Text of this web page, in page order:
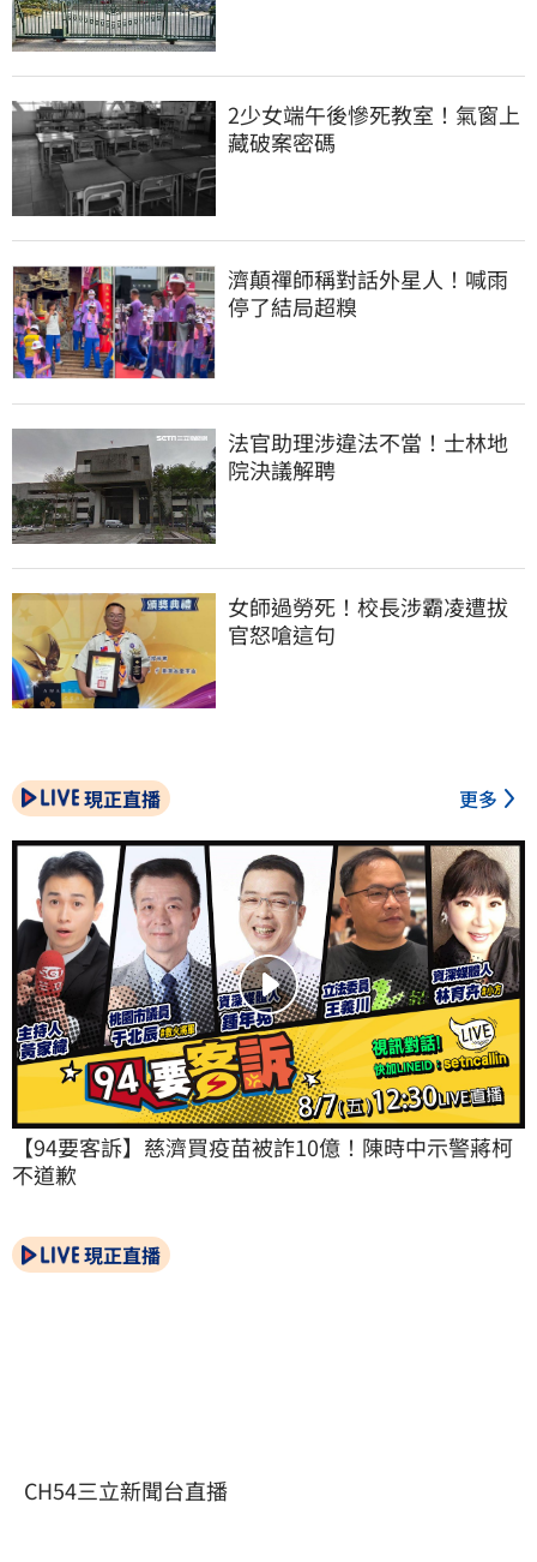
2少女端午後慘死教室！氣窗上
藏破案密碼
濟顛禪師稱對話外星人！喊雨
停了結局超糗
法官助理涉違法不當！士林地
院決議解聘
女師過勞死！校長涉霸凌遭拔
官怒嗆這句
現正直播 更多
【94要客訴】慈濟買疫苗被詐10億！陳時中示警蔣柯
不道歉
現正直播
CH54三立新聞台直播